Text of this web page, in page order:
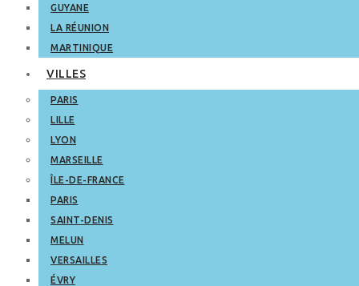
GUYANE
LA RÉUNION
MARTINIQUE
VILLES
PARIS
LILLE
LYON
MARSEILLE
ÎLE-DE-FRANCE
PARIS
SAINT-DENIS
MELUN
VERSAILLES
ÉVRY